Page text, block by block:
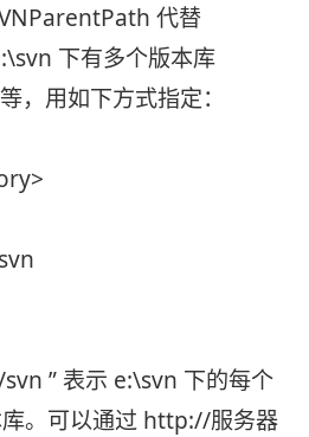
代替
下有多个版本库
用如下方式指定：
” 表示 e:\svn 下的每个
。可以通过 http://服务器